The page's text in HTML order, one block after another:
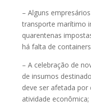
– Alguns
transporte marítimo
quarentenas
há falta de
– A celebração de
de insumos
deve ser afetada por
atividade econômica;